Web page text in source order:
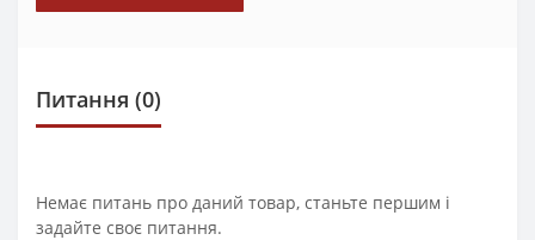
Питання (0)
Немає питань про даний товар, станьте першим і
задайте своє питання.